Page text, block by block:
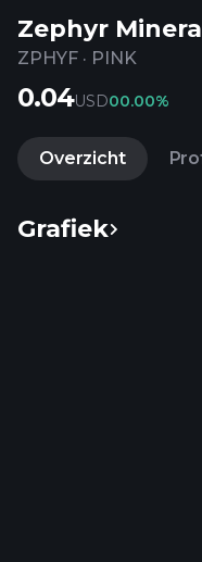
Zephyr
ZPHYF · PINK
0.04USD00.00%
Overzicht
Grafiek